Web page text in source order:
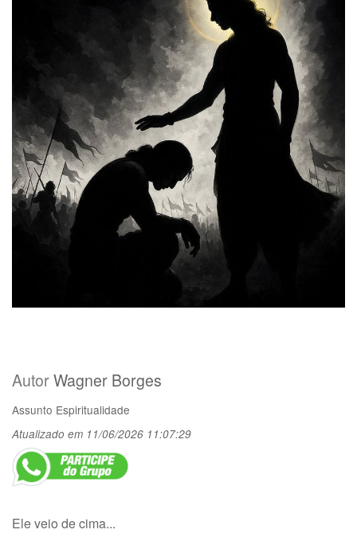
AutorWagner Borges
Assunto Espiritualidade
Atualizado em 11/06/2026 11:07:29
Ele veio de cima...